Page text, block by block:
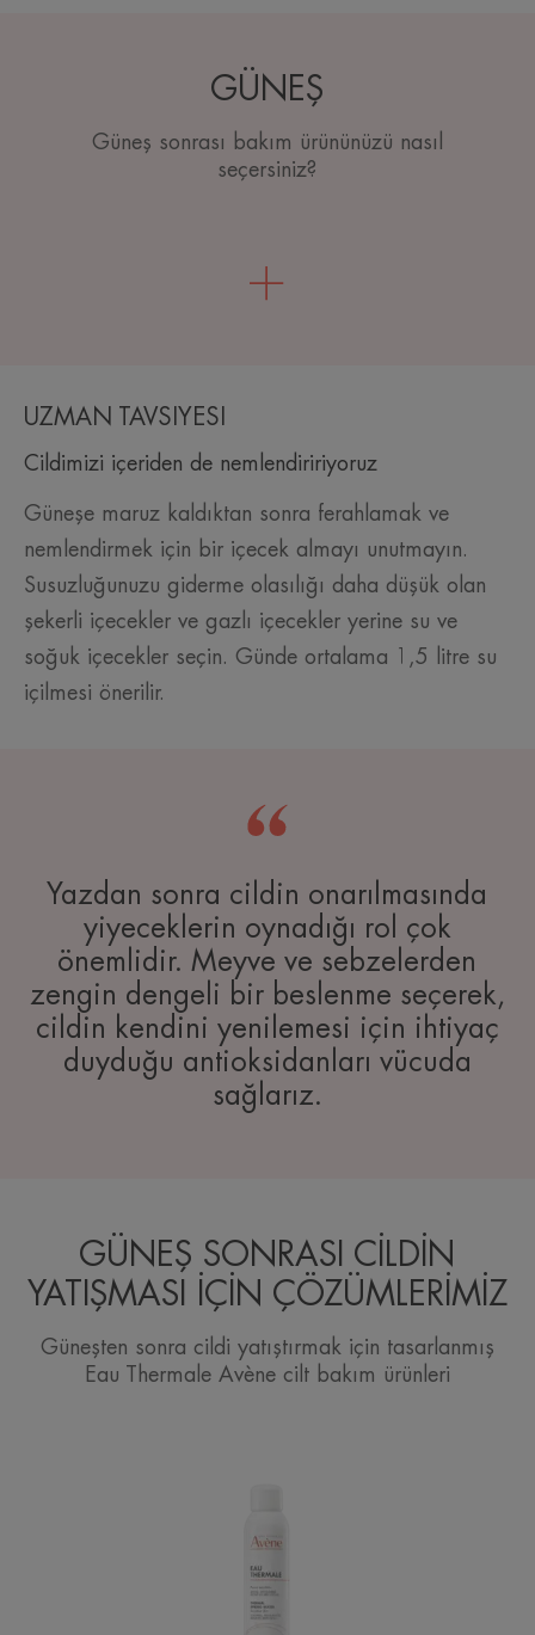
GÜNEŞ
Güneş sonrası bakım ürününüzü nasıl
seçersiniz?
UZMAN TAVSİYESİ
Cildimizi içeriden de nemlendiririyoruz
Güneşe maruz kaldıktan sonra ferahlamak ve
nemlendirmek için bir içecek almayı unutmayın.
Susuzluğunuzu giderme olasılığı daha düşük olan
şekerli içecekler ve gazlı içecekler yerine su ve
soğuk içecekler seçin. Günde ortalama 1,5 litre su
içilmesi önerilir.
Yazdan sonra cildin onarılmasında
yiyeceklerin oynadığı rol çok
önemlidir. Meyve ve sebzelerden
zengin dengeli bir beslenme seçerek,
cildin kendini yenilemesi için ihtiyaç
duyduğu antioksidanları vücuda
sağlarız.
GÜNEŞ SONRASI CİLDİN
YATIŞMASI İÇİN ÇÖZÜMLERİMİZ
Güneşten sonra cildi yatıştırmak için tasarlanmış
Eau Thermale Avène cilt bakım ürünleri
Su